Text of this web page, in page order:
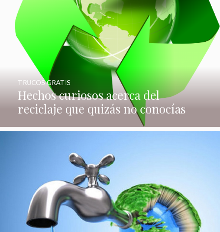
Hechos curiosos acerca del
reciclaje que quizás no conocías
TRUCOS GRATIS